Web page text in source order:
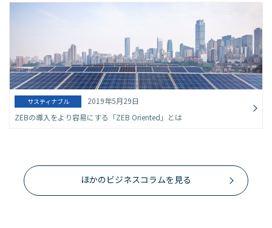
サスティナブル
2019年5月29日
ZEBの導入をより容易にする「ZEB Oriented」とは
ほかのビジネスコラムを見る